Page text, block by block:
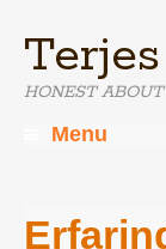
HONEST
Menu